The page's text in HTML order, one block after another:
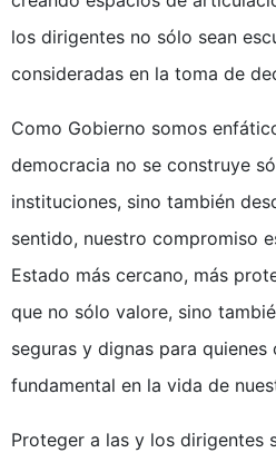
los dirigentes no sólo sean
consideradas en la toma de
Como Gobierno somos
democracia no se construye
instituciones, sino también
sentido, nuestro compromiso
Estado más cercano, más
que no sólo valore, sino
seguras y dignas para quienes
fundamental en la vida de
Proteger a las y los dirigentes